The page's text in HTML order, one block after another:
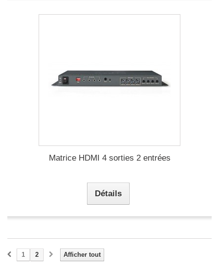
Matrice HDMI 4 sorties 2 entrées
Détails
Afficher tout
1 2